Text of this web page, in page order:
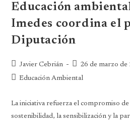
Educación
Imedes coordina el
Diputación
Javier Cebrián
26 de marzo de
Educación Ambiental
La iniciativa refuerza el compromiso
sostenibilidad, la sensibilización y la